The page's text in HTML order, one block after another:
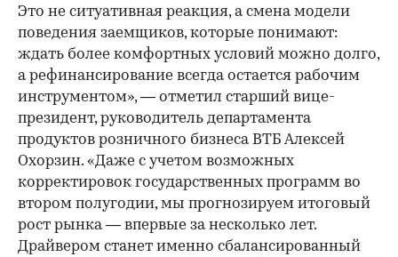
Это не ситуативная реакция, а смена модели
поведения заемщиков, которые понимают:
ждать более комфортных условий можно долго,
а рефинансирование всегда остается рабочим
инструментом», — отметил старший вице-
президент, руководитель департамента
продуктов розничного бизнеса ВТБ Алексей
Охорзин. «Даже с учетом возможных
корректировок государственных программ во
втором полугодии, мы прогнозируем итоговый
рост рынка — впервые за несколько лет.
Драйвером станет именно сбалансированный